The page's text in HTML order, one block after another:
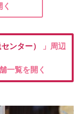
ンター）
」周辺
一覧を開く